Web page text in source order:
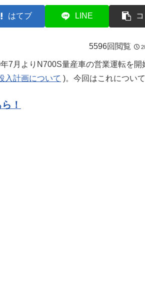
はてブ LINE
5596回閲覧
7月よりN700S量産車の営業運転を開
入計画について )。今回はこれについて
！